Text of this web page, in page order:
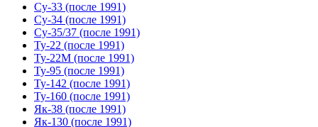
Су-33 (после 1991)
Су-34 (после 1991)
Су-35/37 (после 1991)
Ту-22 (после 1991)
Ту-22М (после 1991)
Ту-95 (после 1991)
Ту-142 (после 1991)
Ту-160 (после 1991)
Як-38 (после 1991)
Як-130 (после 1991)